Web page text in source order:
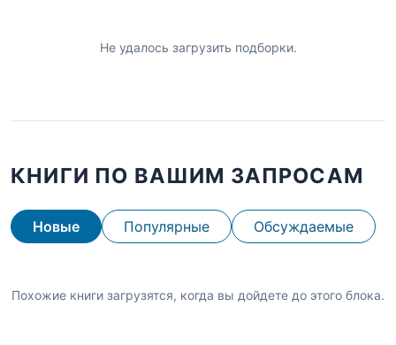
Не удалось загрузить подборки.
КНИГИ ПО ВАШИМ ЗАПРОСАМ
Новые Популярные Обсуждаемые
Похожие книги загрузятся, когда вы дойдете до этого блока.